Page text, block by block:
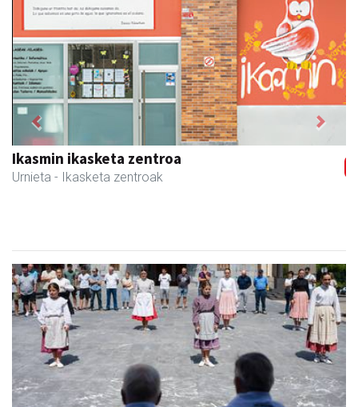
Urnietako Udala
Urnieta - Udaletxeak
Previous Next